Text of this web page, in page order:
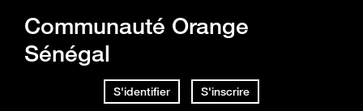
Communauté Orange
Sénégal
S'identifier S'inscrire